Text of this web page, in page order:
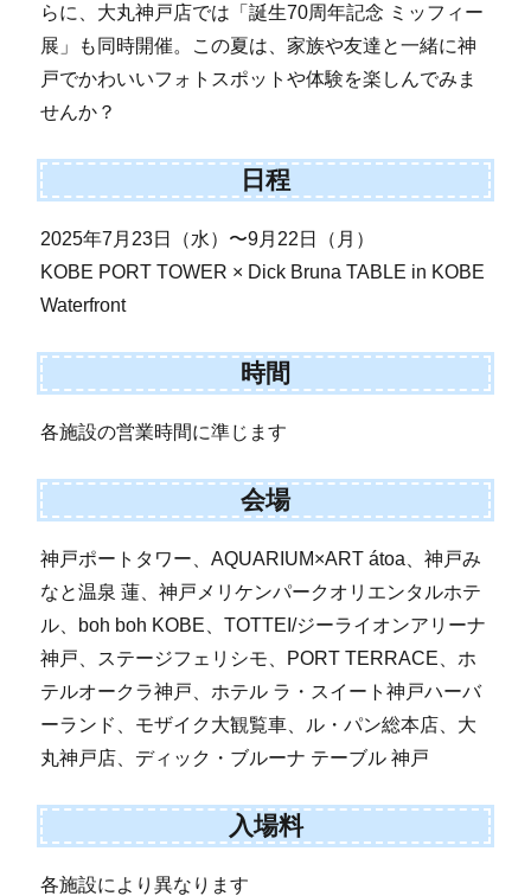
らに、大丸神戸店では「誕生70周年記念 ミッフィー
展」も同時開催。この夏は、家族や友達と一緒に神
戸でかわいいフォトスポットや体験を楽しんでみま
せんか？
日程
2025年7月23日（水）〜9月22日（月）
KOBE PORT TOWER × Dick Bruna TABLE in KOBE
Waterfront
時間
各施設の営業時間に準じます
会場
神戸ポートタワー、AQUARIUM×ART átoa、神戸み
なと温泉 蓮、神戸メリケンパークオリエンタルホテ
ル、boh boh KOBE、TOTTEI/ジーライオンアリーナ
神戸、ステージフェリシモ、PORT TERRACE、ホ
テルオークラ神戸、ホテル ラ・スイート神戸ハーバ
ーランド、モザイク大観覧車、ル・パン総本店、大
丸神戸店、ディック・ブルーナ テーブル 神戸
入場料
各施設により異なります